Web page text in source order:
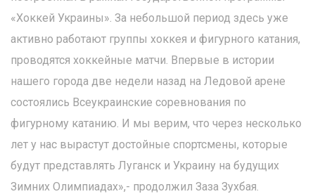
«Хоккей Украины». За небольшой период здесь уже
активно работают группы хоккея и фигурного катания,
проводятся хоккейные матчи. Впервые в истории
нашего города две недели назад на Ледовой арене
состоялись Всеукраинские соревнования по
фигурному катанию. И мы верим, что через несколько
лет у нас вырастут достойные спортсмены, которые
будут представлять Луганск и Украину на будущих
Зимних Олимпиадах»,- продолжил Заза Зухбая.